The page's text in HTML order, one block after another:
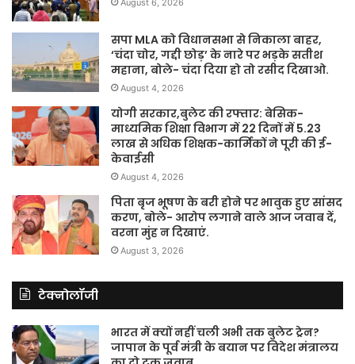
August 6, 2026
सपा MLA को विधानसभा से निकाला बाहर,
‘चंदा चोर, गद्दी छोड़’ के नारे पर भड़के सतीश
महाना, बोले- चंदा दिया हो तो रसीद दिखाओ.
August 4, 2026
योगी सरकार,बुलेट की रफ्तार: बेसिक-
माध्यमिक शिक्षा विभाग में 22 दिनों में 5.23
लाख से अधिक शिक्षक-कार्मिकों ने पूरी की ई-
केवाईसी
August 4, 2026
पिता बृज भूषण के बरी होने पर भावुक हुए सांसद
करण, बोले- आरोप लगाने वाले आज जवाब दें,
वरना मुंह न दिखाएं.
August 3, 2026
टेक्नोलॉजी
भारत में क्यों नहीं चली अभी तक बुलेट ट्रेन?
जापान के पूर्व मंत्री के बयान पर विदेश मंत्रालय